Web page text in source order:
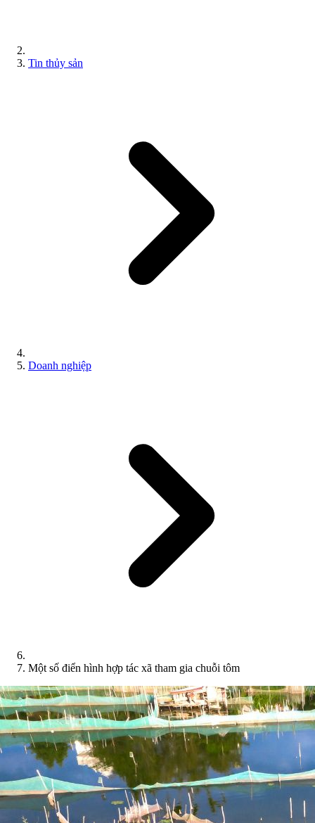
Tin thủy sản
Doanh nghiệp
Một số điển hình hợp tác xã tham gia chuỗi tôm